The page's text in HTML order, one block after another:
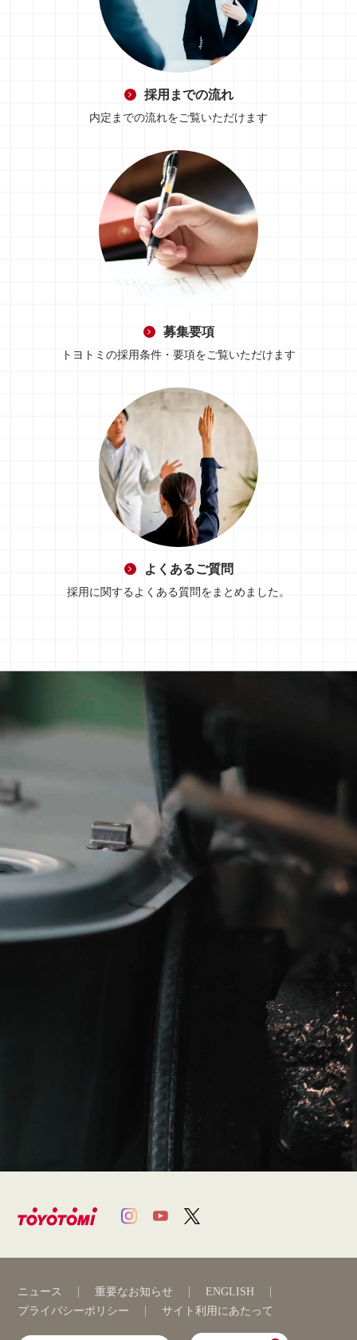
採用までの流れ
内定までの流れをご覧いただけます
募集要項
トヨトミの採用条件・要項をご覧いただけます
よくあるご質問
採用に関するよくある質問をまとめました。
ニュース 重要なお知らせ
ENGLISH
プライバシーポリシー
サイト利用にあたって